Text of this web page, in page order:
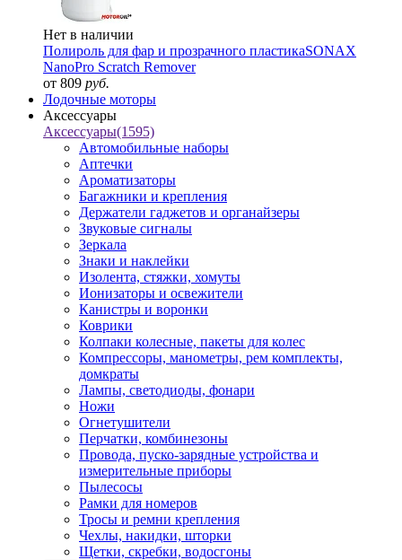
Нет в наличии
Полироль для фар и прозрачного пластикаSONAX
NanoPro Scratch Remover
от 809 руб.
Лодочные моторы
Аксессуары
Аксессуары(1595)
Автомобильные наборы
Аптечки
Ароматизаторы
Багажники и крепления
Держатели гаджетов и органайзеры
Звуковые сигналы
Зеркала
Знаки и наклейки
Изолента, стяжки, хомуты
Ионизаторы и освежители
Канистры и воронки
Коврики
Колпаки колесные, пакеты для колес
Компрессоры, манометры, рем комплекты,
домкраты
Лампы, светодиоды, фонари
Ножи
Огнетушители
Перчатки, комбинезоны
Провода, пуско-зарядные устройства и
измерительные приборы
Пылесосы
Рамки для номеров
Тросы и ремни крепления
Чехлы, накидки, шторки
Щетки, скребки, водосгоны